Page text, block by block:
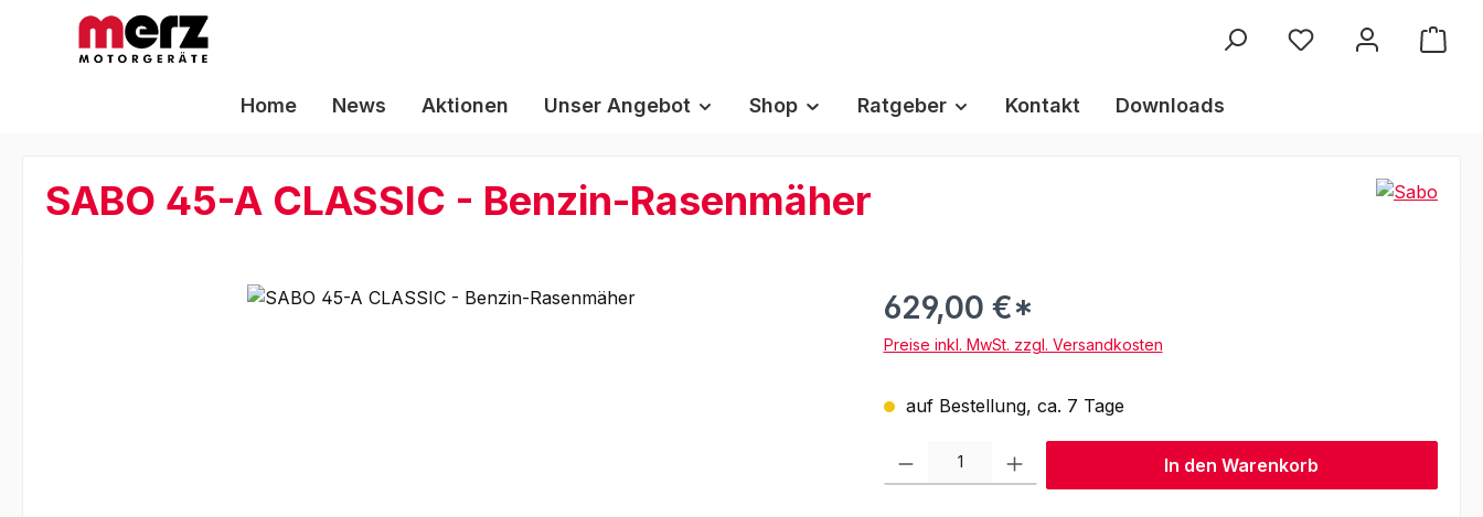
Hauptinhalt springen
Zur Suche springen
Zur Hauptnavigation springen
Home News Aktionen Unser Angebot Shop Ratgeber Kontakt Downloads
SABO 45-A CLASSIC - Benzin-Rasenmäher
Bildergalerie überspringen 629,00 €*
Preise inkl. MwSt. zzgl. Versandkosten
auf Bestellung, ca. 7 Tage
Produkt Anzahl: Gib den gewünschten Wert ein oder benutze die Schaltflächen
In den Warenkorb